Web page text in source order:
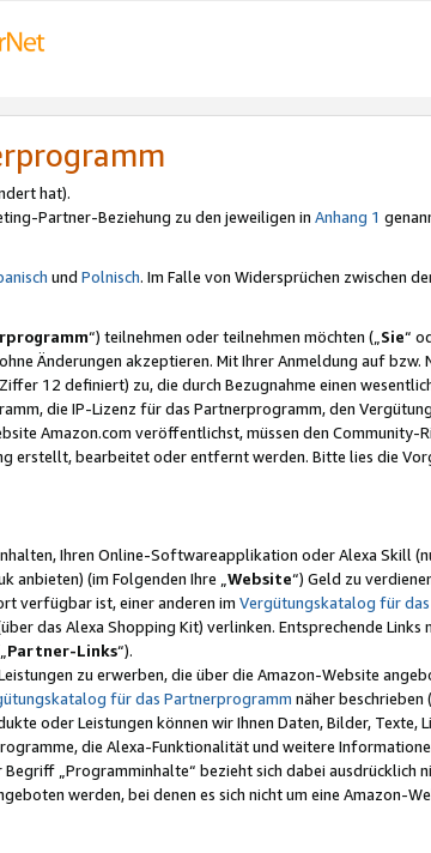
hat).
Partner-Beziehung zu den jeweiligen in Anhang 1
und Polnisch. Im Falle von Widersprüchen zwischen
“) teilnehmen oder teilnehmen möchten („Sie“
Änderungen akzeptieren. Mit Ihrer Anmeldung auf bzw.
12 definiert) zu, die durch Bezugnahme einen
die IP-Lizenz für das Partnerprogramm, den
Amazon.com veröffentlichst, müssen den Community-
erstellt, bearbeitet oder entfernt werden. Bitte lies die
Ihren Online-Softwareapplikation oder Alexa Skill
(im Folgenden Ihre „ Website“) Geld zu
verfügbar ist, einer anderen im Vergütungskatalog für
das Alexa Shopping Kit) verlinken. Entsprechende Links
Partner-Links“).
zu erwerben, die über die Amazon-Website
für das Partnerprogramm näher
oder Leistungen können wir Ihnen Daten, Bilder, Texte,
die Alexa-Funktionalität und weitere
„Programminhalte“ bezieht sich dabei ausdrücklich
werden, bei denen es sich nicht um eine Amazon-